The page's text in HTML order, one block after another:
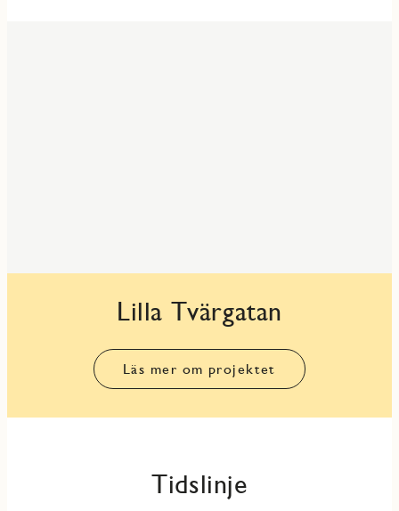
Lilla Tvärgatan
Läs mer om projektet
Tidslinje